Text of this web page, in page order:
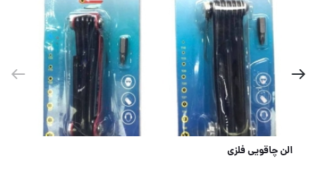
الن چاقویی فلزی